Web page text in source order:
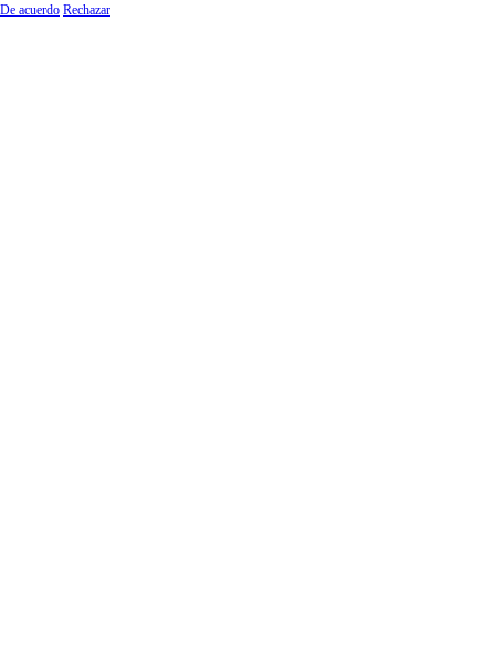
De acuerdo Rechazar